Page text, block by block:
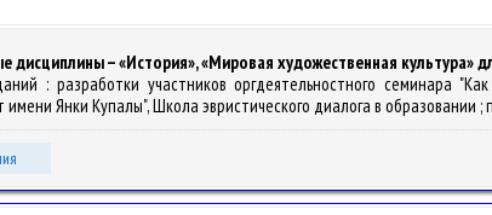
дисциплины – «История», «Мировая художественная культура»
: разработки участников оргдеятельностного семинара
Янки Купалы", Школа эвристического диалога в образовании ;